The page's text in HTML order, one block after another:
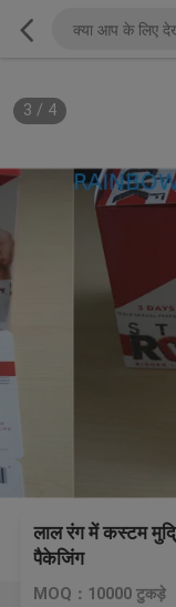
3 / 4
लाल रंग में कस्टम
पैकेजिंग
MOQ：10000 टुकड़े